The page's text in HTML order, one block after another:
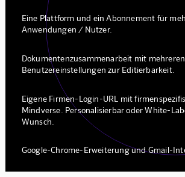
Eine Plattform und ein Abonnement für
Anwendungen / Nutzer.
Dokumentenzusammenarbeit mit
Benutzereinstellungen zur Editierbarkeit.
Eigene Firmen-Login-URL mit
Mindverse. Personalisierbar oder White-
Wunsch.
Google-Chrome-Erweiterung und Gmail-